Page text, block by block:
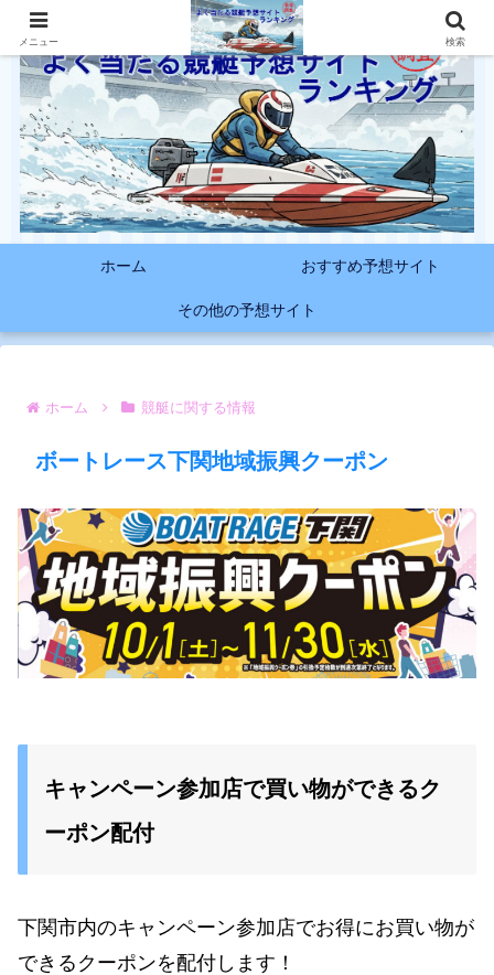
ホーム おすすめ予想サイト
その他の予想サイト
ホーム 競艇に関する情報
ボートレース下関地域振興クーポン
キャンペーン参加店で買い物ができるク
ーポン配付
下関市内のキャンペーン参加店でお得にお買い物が
できるクーポンを配付します！
メニュー 検索